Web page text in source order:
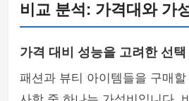
비교 분석: 가격대와 가
가격 대비 성능을 고려한 선택
패션과 뷰티 아이템들을 구매